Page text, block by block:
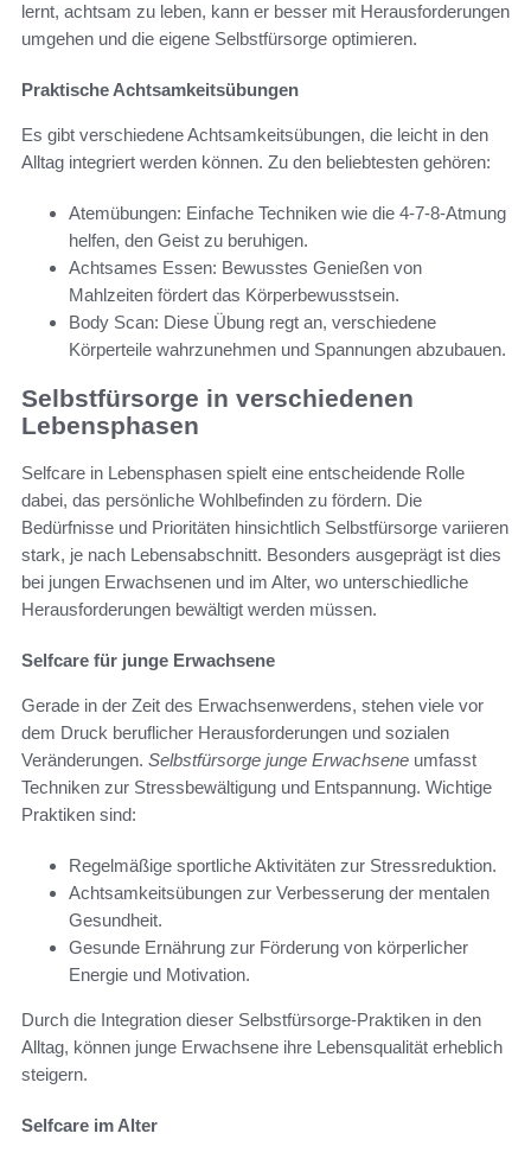
lernt, achtsam zu leben, kann er besser mit Herausforderungen
umgehen und die eigene Selbstfürsorge optimieren.
Praktische Achtsamkeitsübungen
Es gibt verschiedene Achtsamkeitsübungen, die leicht in den
Alltag integriert werden können. Zu den beliebtesten gehören:
Atemübungen: Einfache Techniken wie die 4-7-8-Atmung
helfen, den Geist zu beruhigen.
Achtsames Essen: Bewusstes Genießen von
Mahlzeiten fördert das Körperbewusstsein.
Body Scan: Diese Übung regt an, verschiedene
Körperteile wahrzunehmen und Spannungen abzubauen.
Selbstfürsorge in verschiedenen
Lebensphasen
Selfcare in Lebensphasen spielt eine entscheidende Rolle
dabei, das persönliche Wohlbefinden zu fördern. Die
Bedürfnisse und Prioritäten hinsichtlich Selbstfürsorge variieren
stark, je nach Lebensabschnitt. Besonders ausgeprägt ist dies
bei jungen Erwachsenen und im Alter, wo unterschiedliche
Herausforderungen bewältigt werden müssen.
Selfcare für junge Erwachsene
Gerade in der Zeit des Erwachsenwerdens, stehen viele vor
dem Druck beruflicher Herausforderungen und sozialen
Veränderungen. Selbstfürsorge junge Erwachsene umfasst
Techniken zur Stressbewältigung und Entspannung. Wichtige
Praktiken sind:
Regelmäßige sportliche Aktivitäten zur Stressreduktion.
Achtsamkeitsübungen zur Verbesserung der mentalen
Gesundheit.
Gesunde Ernährung zur Förderung von körperlicher
Energie und Motivation.
Durch die Integration dieser Selbstfürsorge-Praktiken in den
Alltag, können junge Erwachsene ihre Lebensqualität erheblich
steigern.
Selfcare im Alter